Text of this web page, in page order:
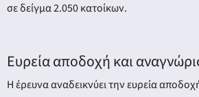
σε δείγμα 2.050 κατοίκων.
Ευρεία αποδοχή και
Η έρευνα αναδεικνύει την ευρεία